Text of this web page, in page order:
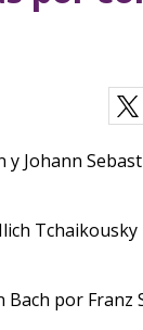
Johann
Bach por